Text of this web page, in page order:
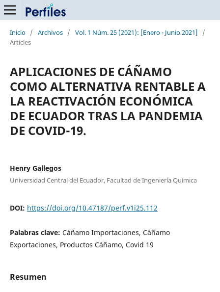
Inicio / Archivos / Vol. 1 Núm. 25 (2021): [Enero - Junio 2021]
/
Articles
APLICACIONES DE CÁÑAMO
COMO ALTERNATIVA RENTABLE A
LA REACTIVACIÓN ECONÓMICA
DE ECUADOR TRAS LA PANDEMIA
DE COVID-19.
Henry Gallegos
Universidad Central del Ecuador, Facultad de Ingeniería Química
DOI: https://doi.org/10.47187/perf.v1i25.112
Palabras clave: Cáñamo Importaciones, Cáñamo
Exportaciones, Productos Cáñamo, Covid 19
Resumen